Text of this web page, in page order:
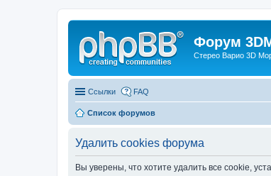
Форум
Стерео Варио 3D
Ссылки FAQ
Список форумов
Удалить cookies форума
Вы уверены, что хотите удалить все cookie,